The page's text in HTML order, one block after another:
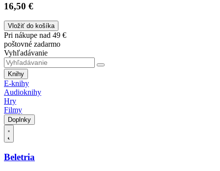
16,50 €
Vložiť do košíka
Pri nákupe nad 49 €
poštovné zadarmo
Vyhľadávanie
Knihy
E-knihy
Audioknihy
Hry
Filmy
Doplnky
Beletria